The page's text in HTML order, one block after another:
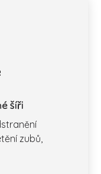
šíři
zubů,